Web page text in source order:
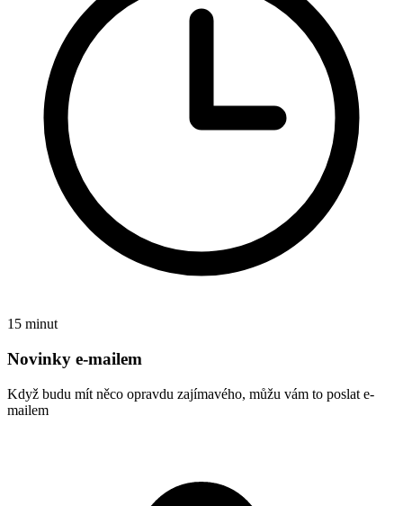
15 minut
Novinky e-mailem
Když budu mít něco opravdu zajímavého, můžu vám to poslat e-
mailem